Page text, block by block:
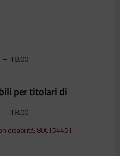
– 18.00
per titolari di
– 18.00
disabilità: 800154451